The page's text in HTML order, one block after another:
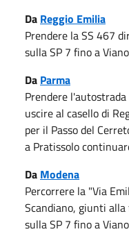
Da Reggio Emilia
Prendere la SS 467
sulla SP 7 fino a
Da Parma
Prendere
uscire al casello di
per il Passo del
a Pratissolo
Da Modena
Percorrere la "Via
Scandiano, giunti
sulla SP 7 fino a